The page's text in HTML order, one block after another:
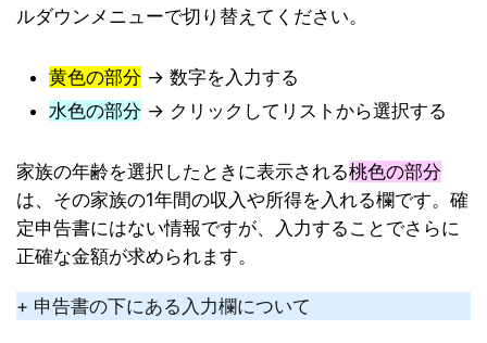
ルダウンメニューで切り替えてください。
黄色の部分 → 数字を入力する
水色の部分 → クリックしてリストから選択する
家族の年齢を選択したときに表示される桃色の部分
は、その家族の1年間の収入や所得を入れる欄です。確
定申告書にはない情報ですが、入力することでさらに
正確な金額が求められます。
+ 申告書の下にある入力欄について